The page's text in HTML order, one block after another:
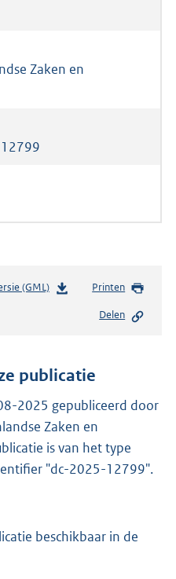
Zaken en
(GML)b
n
s
g
r
o
o
:
Printen
Delen
publicatie
2025 gepubliceerd door
Zaken en
is van het type
"dc-2025-12799".
beschikbaar in de